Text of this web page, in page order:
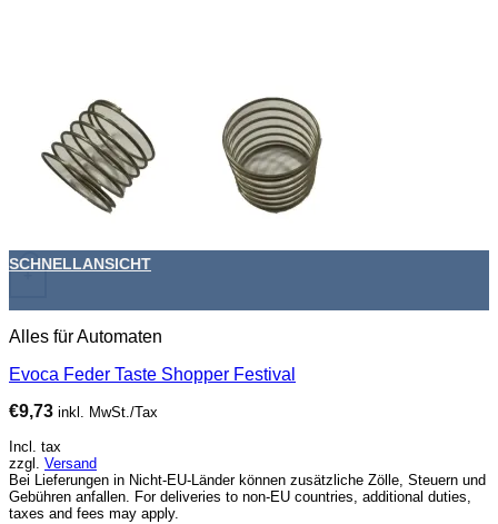
+
SCHNELLANSICHT
Alles für Automaten
Evoca Feder Taste Shopper Festival
€9,73 inkl. MwSt./Tax
Incl. tax
zzgl. Versand
Bei Lieferungen in Nicht-EU-Länder können zusätzliche Zölle, Steuern und
Gebühren anfallen. For deliveries to non-EU countries, additional duties,
taxes and fees may apply.